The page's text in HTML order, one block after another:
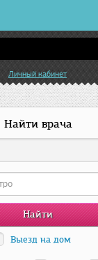
Личный кабинет
Найти врача
Выезд на дом